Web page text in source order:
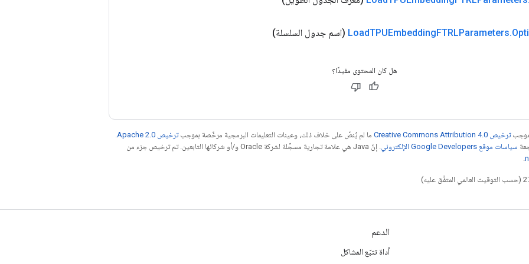
LoadTPUEmbeddingFTRLParameters. (اسم جدول السلسلة)
هل كان المحتوى مفيدًا؟
ترخيص Creative Commons Attribution 4.0‏ ما لم يُنصّ على خلاف ذلك، وعينات التعليمات البرمجية مرخّصة بموجبترخيص Apache 2.0‏
سياسات موقع Google Developers الإلكتروني
. إنّ Java هي علامة تجارية مسجَّلة لشركة Oracle و/أو شركائها التابعين. تم ترخيص جزء من
الدعم
أداة تتبّع المشاكل